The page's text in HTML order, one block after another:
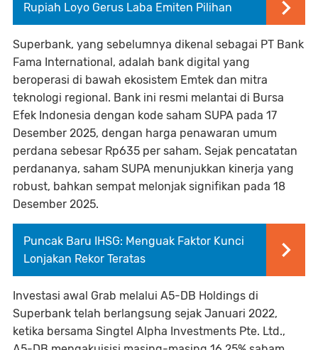
Rupiah Loyo Gerus Laba Emiten Pilihan
Superbank, yang sebelumnya dikenal sebagai PT Bank
Fama International, adalah bank digital yang
beroperasi di bawah ekosistem Emtek dan mitra
teknologi regional. Bank ini resmi melantai di Bursa
Efek Indonesia dengan kode saham SUPA pada 17
Desember 2025, dengan harga penawaran umum
perdana sebesar Rp635 per saham. Sejak pencatatan
perdananya, saham SUPA menunjukkan kinerja yang
robust, bahkan sempat melonjak signifikan pada 18
Desember 2025.
Puncak Baru IHSG: Menguak Faktor Kunci
Lonjakan Rekor Teratas
Investasi awal Grab melalui A5-DB Holdings di
Superbank telah berlangsung sejak Januari 2022,
ketika bersama Singtel Alpha Investments Pte. Ltd.,